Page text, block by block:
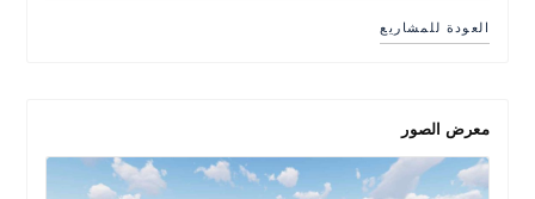
معرض الصور
العودة للمشاريع